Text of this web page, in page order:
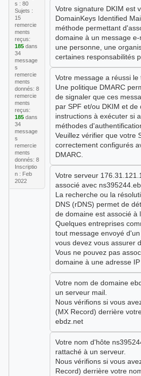
s : 80
Sujets :
15
remercie
ments
reçus:
185dans
34
message
s
remercie
ments
donnés: 8
remercie
ments
reçus:
185dans
34
message
s
remercie
ments
donnés: 8
Inscriptio
n : Feb
2022
Votre signature DKIM est
DomainKeys Identified
méthode permettant
domaine à un message
une personne, une
certaines responsabilités
Votre message a réussi le
Une politique DMARC
de signaler que ces
par SPF et/ou DKIM et de
instructions à exécuter si
méthodes
Veuillez vérifier que votre
correctement configurés
DMARC.
Votre serveur
associé avec
La recherche ou la
DNS (rDNS) permet de
de domaine est associé à
Quelques entreprises
tout message envoyé
vous devez vous assurer
Vous ne pouvez pas
domaine à une adresse IP
Votre nom de domaine
un serveur mail.
Nous vérifions si vous
(MX Record) derrière
ebdz.net
Votre nom d'hôte
rattaché à un serveur.
Nous vérifions si vous
Record) derrière votre